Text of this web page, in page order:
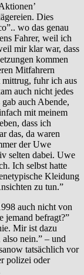
Dies
wo das genau
Fahrer, weil ich
mir klar war, dass
kommen
Mitfahrern
mittrug, fuhr ich aus
auch nicht jedes
auch Abende,
mit meinem
dass ich
das, da waren
der Uwe
selten dabei. Uwe
Ich selbst hatte
Kleidung
zu tun.”
auch nicht von
jemand befragt?”
Mir ist dazu
nein.” – und
tatsächlich vor
polizei oder